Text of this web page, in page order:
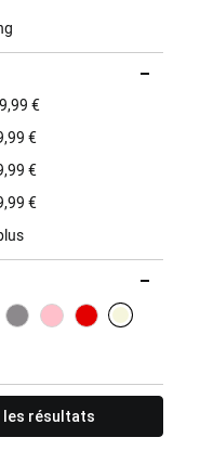
€
€
€
€
les résultats